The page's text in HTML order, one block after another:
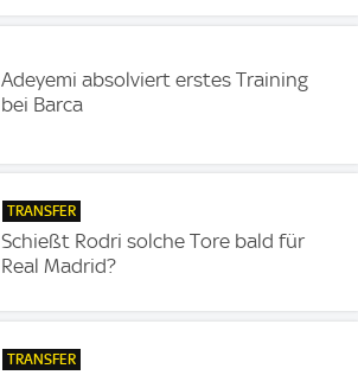
Adeyemi absolviert erstes Training
bei Barca
TRANSFER
Schießt Rodri solche Tore bald für
Real Madrid?
TRANSFER